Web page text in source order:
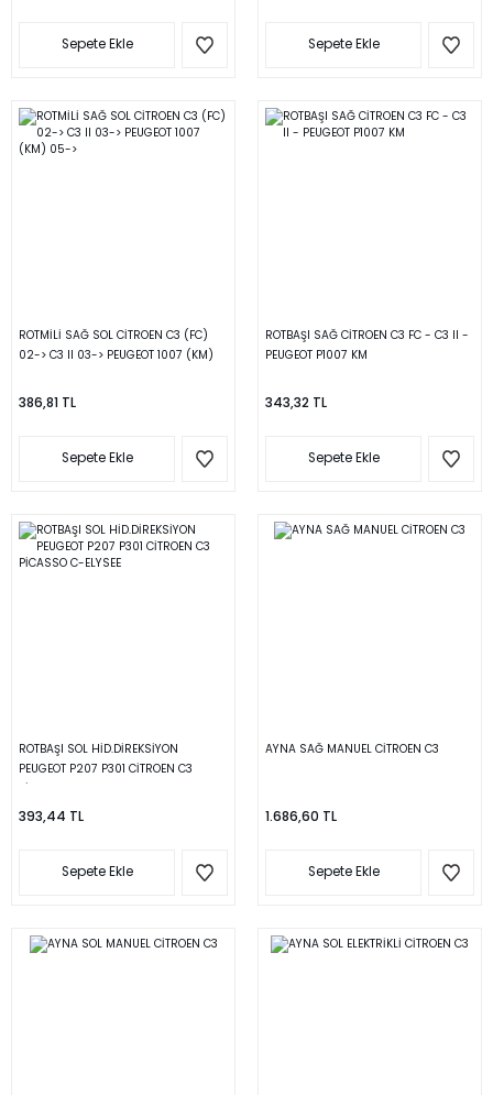
Sepete Ekle Sepete Ekle
ROTMİLİ SAĞ SOL CİTROEN C3 (FC)
02-> C3 II 03-> PEUGEOT 1007 (KM)
386,81 TL
Sepete Ekle
ROTBAŞI SAĞ CİTROEN C3 FC - C3 II -
PEUGEOT P1007 KM
343,32 TL
Sepete Ekle
ROTBAŞI SOL HİD.DİREKSİYON
PEUGEOT P207 P301 CİTROEN C3
PİCASSO C-ELYSEE
393,44 TL
Sepete Ekle
AYNA SAĞ MANUEL CİTROEN C3
1.686,60 TL
Sepete Ekle